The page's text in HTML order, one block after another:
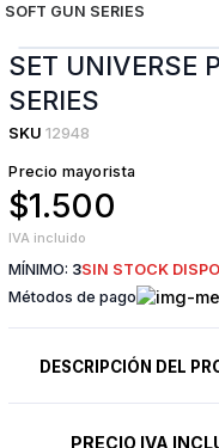
SOFT GUN SERIES
SET UNIVERSE
SERIES
SKU 12948
Precio mayorista
$1.500
IVA incluido
MÍNIMO: 3SIN STOCK
Métodos de pago
DESCRIPCIÓN DEL
PRECIO IVA